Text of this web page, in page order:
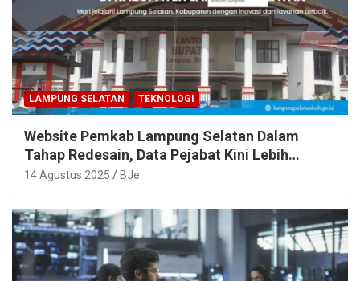
LAMPUNG SELATAN TEKNOLOGI
Website Pemkab Lampung Selatan Dalam
Tahap Redesain, Data Pejabat Kini Lebih
Mudah Diakses
14 Agustus 2025 BJe